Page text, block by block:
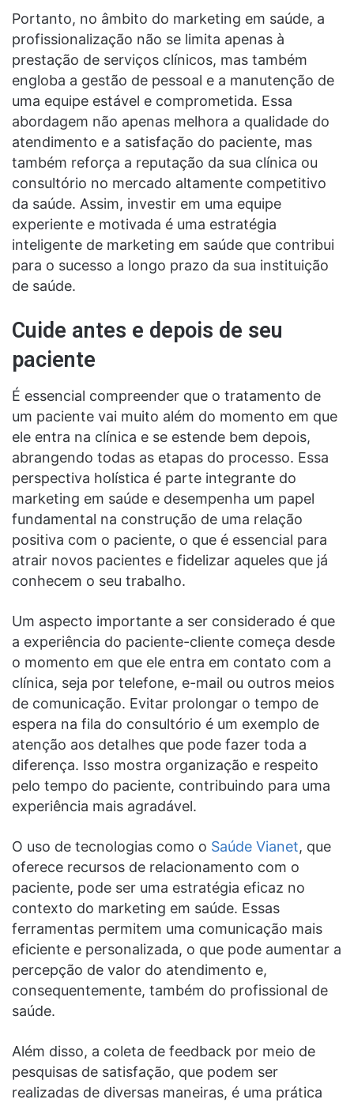
Portanto, no âmbito do marketing em saúde, a
profissionalização não se limita apenas à
prestação de serviços clínicos, mas também
engloba a gestão de pessoal e a manutenção de
uma equipe estável e comprometida. Essa
abordagem não apenas melhora a qualidade do
atendimento e a satisfação do paciente, mas
também reforça a reputação da sua clínica ou
consultório no mercado altamente competitivo
da saúde. Assim, investir em uma equipe
experiente e motivada é uma estratégia
inteligente de marketing em saúde que contribui
para o sucesso a longo prazo da sua instituição
de saúde.
Cuide antes e depois de seu
paciente
É essencial compreender que o tratamento de
um paciente vai muito além do momento em que
ele entra na clínica e se estende bem depois,
abrangendo todas as etapas do processo. Essa
perspectiva holística é parte integrante do
marketing em saúde e desempenha um papel
fundamental na construção de uma relação
positiva com o paciente, o que é essencial para
atrair novos pacientes e fidelizar aqueles que já
conhecem o seu trabalho.
Um aspecto importante a ser considerado é que
a experiência do paciente-cliente começa desde
o momento em que ele entra em contato com a
clínica, seja por telefone, e-mail ou outros meios
de comunicação. Evitar prolongar o tempo de
espera na fila do consultório é um exemplo de
atenção aos detalhes que pode fazer toda a
diferença. Isso mostra organização e respeito
pelo tempo do paciente, contribuindo para uma
experiência mais agradável.
O uso de tecnologias como o Saúde Vianet, que
oferece recursos de relacionamento com o
paciente, pode ser uma estratégia eficaz no
contexto do marketing em saúde. Essas
ferramentas permitem uma comunicação mais
eficiente e personalizada, o que pode aumentar a
percepção de valor do atendimento e,
consequentemente, também do profissional de
saúde.
Além disso, a coleta de feedback por meio de
pesquisas de satisfação, que podem ser
realizadas de diversas maneiras, é uma prática